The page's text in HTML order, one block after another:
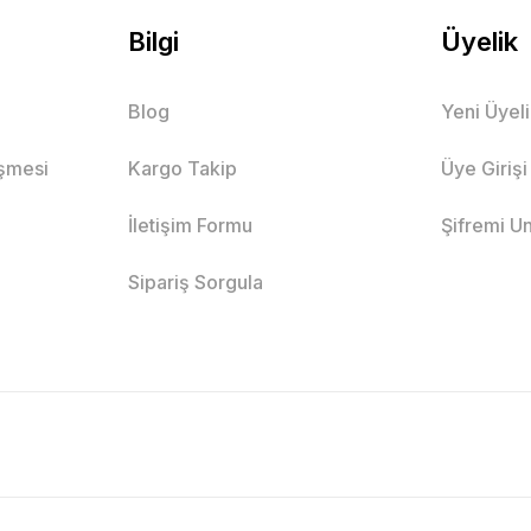
Bilgi
Blog
Kargo Takip
İletişim Formu
Sipariş Sorgula
Üyelik
Yeni
Üye Girişi
Şifremi